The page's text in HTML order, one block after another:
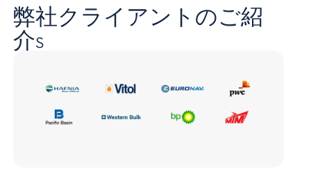
弊社クライアントのご紹
介s